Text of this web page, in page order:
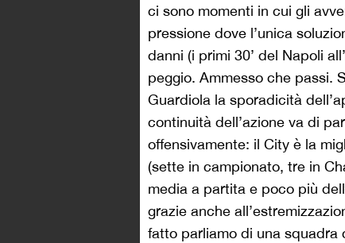
ci sono momenti in cui gli
pressione dove l’unica
danni (i primi 30’ del Napoli
peggio. Ammesso che passi.
Guardiola la sporadicità
continuità dell’azione va di
offensivamente: il City è la
(sette in campionato, tre in
media a partita e poco più
grazie anche
fatto parliamo di una squadra